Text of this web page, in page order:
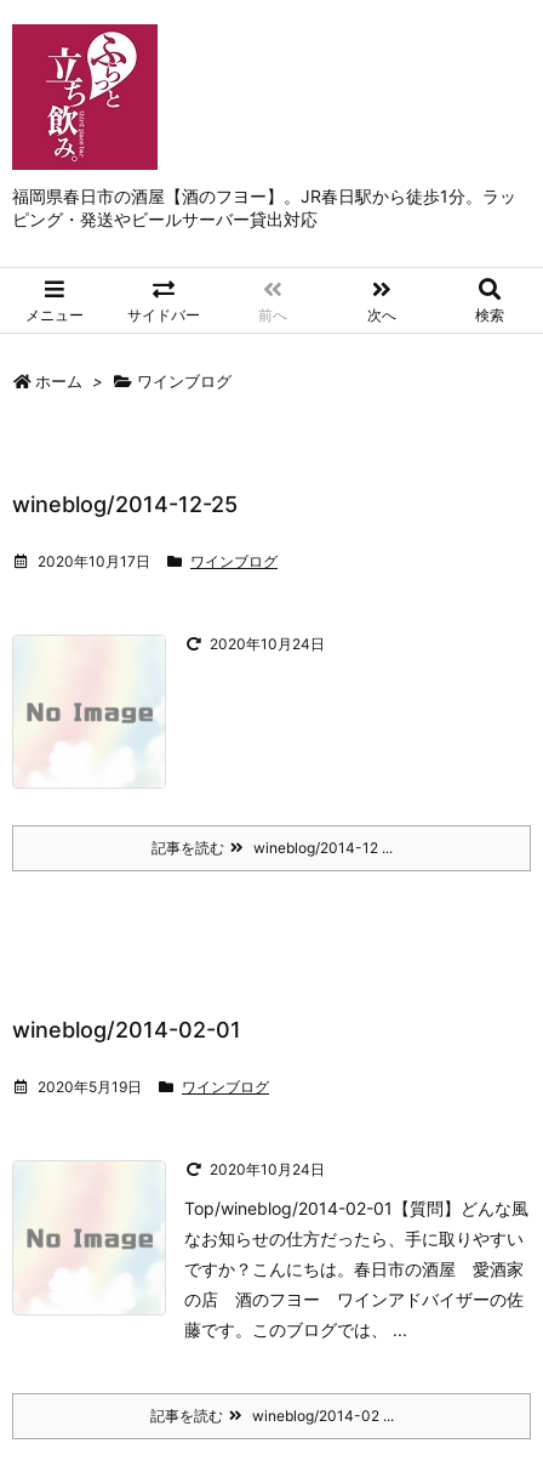
福岡県春日市の酒屋【酒のフヨー】。JR春日駅から徒歩1分。ラッ
ピング・発送やビールサーバー貸出対応
メニュー サイドバー 前へ 次へ 検索
ホーム > ワインブログ
wineblog/2014-12-25
2020年10月17日 ワインブログ
2020年10月24日
記事を読む wineblog/2014-12 ...
wineblog/2014-02-01
2020年5月19日 ワインブログ
2020年10月24日
Top/wineblog/2014-02-01【質問】どんな風
なお知らせの仕方だったら、手に取りやすい
ですか？ こんにちは。春日市の酒屋 愛酒家
の店 酒のフヨー ワインアドバイザーの佐
藤です。 このブログでは、 ...
記事を読む wineblog/2014-02 ...